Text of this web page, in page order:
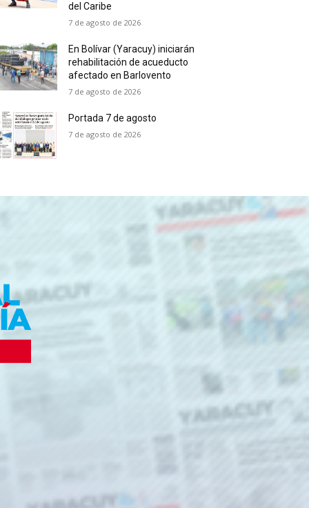
del Caribe
7 de agosto de 2026
En Bolívar (Yaracuy) iniciarán
rehabilitación de acueducto
afectado en Barlovento
7 de agosto de 2026
Portada 7 de agosto
7 de agosto de 2026